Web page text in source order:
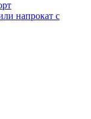
напрокат с